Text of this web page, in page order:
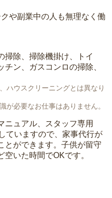
や副業中の人も無理なく働
掃除、掃除機掛け、トイ
ン、ガスコンロの掃除、
ハウスクリーニングとは異なり
が必要なお仕事はありません。
ニュアル、スタッフ専用
ていますので、家事代行が
とができます。子供が留守
いた時間でOKです。